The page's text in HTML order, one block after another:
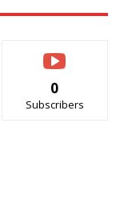
0
Subscribers